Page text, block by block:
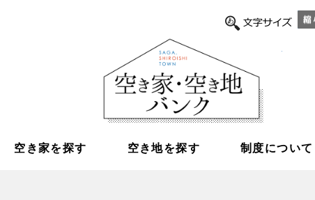
空き家を探す 空き地を探す 制度について